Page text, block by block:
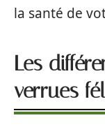
la santé de
Les
verrues